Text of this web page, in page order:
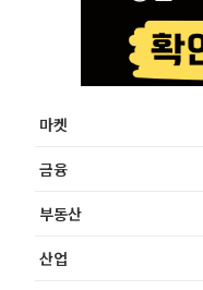
마켓
금융
부동산
산업